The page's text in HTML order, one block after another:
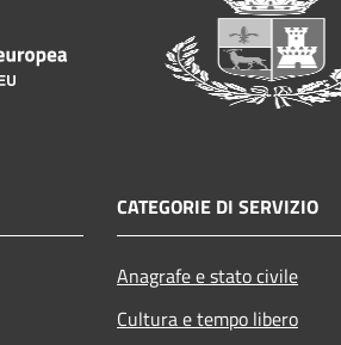
CATEGORIE DI SERVIZIO
Anagrafe e stato civile
Cultura e tempo libero